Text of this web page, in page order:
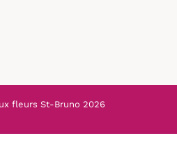
fleurs St-Bruno 2026